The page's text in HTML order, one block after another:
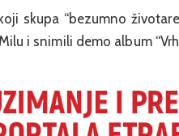
skupa “bezumno
i snimili demo album